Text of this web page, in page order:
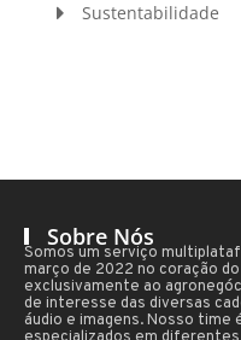
Sustentabilidade
Sobre Nós
Somos um serviço
março de 2022 no coração
exclusivamente ao
de interesse das diversas
áudio e imagens. Nosso